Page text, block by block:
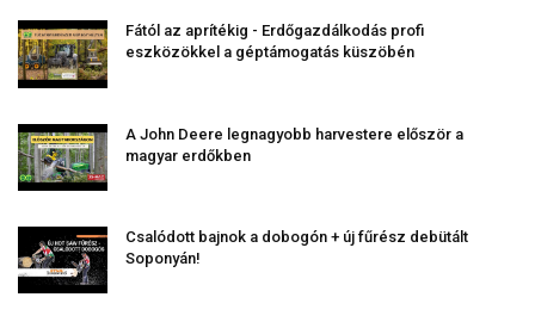
Fától az aprítékig - Erdőgazdálkodás profi
eszközökkel a géptámogatás küszöbén
A John Deere legnagyobb harvestere először a
magyar erdőkben
Csalódott bajnok a dobogón + új fűrész debütált
Soponyán!